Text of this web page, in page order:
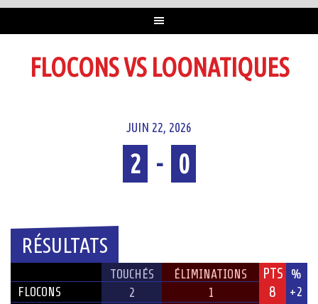
FLOCONS VS LOONATIQUES
JUIN 22, 2026
2 - 0
RÉSULTATS
TOUCHÉS ÉLIMINATIONS PTS
%
FLOCONS
2 1 8
+2